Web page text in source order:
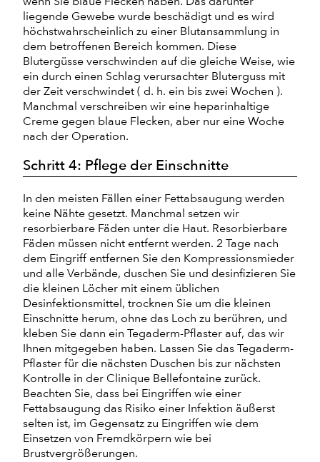
liegende Gewebe wurde beschädigt und es wird
höchstwahrscheinlich zu einer Blutansammlung in
dem betroffenen Bereich kommen. Diese
Blutergüsse verschwinden auf die gleiche Weise, wie
ein durch einen Schlag verursachter Bluterguss mit
der Zeit verschwindet ( d. h. ein bis zwei Wochen ).
Manchmal verschreiben wir eine heparinhaltige
Creme gegen blaue Flecken, aber nur eine Woche
nach der Operation.
Schritt 4: Pflege der Einschnitte
In den meisten Fällen einer Fettabsaugung werden
keine Nähte gesetzt. Manchmal setzen wir
resorbierbare Fäden unter die Haut. Resorbierbare
Fäden müssen nicht entfernt werden. 2 Tage nach
dem Eingriff entfernen Sie den Kompressionsmieder
und alle Verbände, duschen Sie und desinfizieren Sie
die kleinen Löcher mit einem üblichen
Desinfektionsmittel, trocknen Sie um die kleinen
Einschnitte herum, ohne das Loch zu berühren, und
kleben Sie dann ein Tegaderm-Pflaster auf, das wir
Ihnen mitgegeben haben. Lassen Sie das Tegaderm-
Pflaster für die nächsten Duschen bis zur nächsten
Kontrolle in der Clinique Bellefontaine zurück.
Beachten Sie, dass bei Eingriffen wie einer
Fettabsaugung das Risiko einer Infektion äußerst
selten ist, im Gegensatz zu Eingriffen wie dem
Einsetzen von Fremdkörpern wie bei
Brustvergrößerungen.